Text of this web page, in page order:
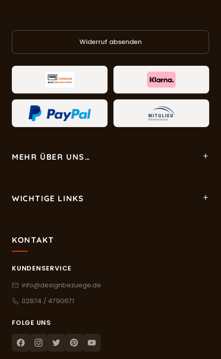
Widerruf absenden
MEHR ÜBER UNS…
WICHTIGE LINKS
KONTAKT
KUNDENSERVICE
info@designbezuege.de
02874 / 4790671
FOLGE UNS
FacebookInstagram
TwitterPinterestYoutube